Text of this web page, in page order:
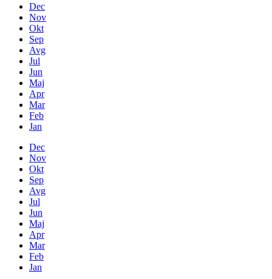
Dec
Nov
Okt
Sep
Avg
Jul
Jun
Maj
Apr
Mar
Feb
Jan
Dec
Nov
Okt
Sep
Avg
Jul
Jun
Maj
Apr
Mar
Feb
Jan